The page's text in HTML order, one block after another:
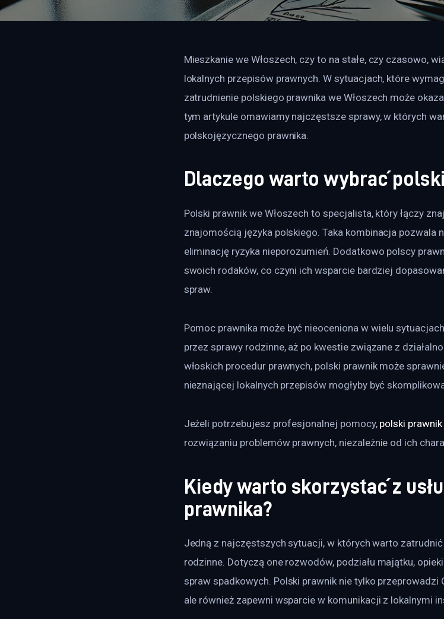
Mieszkanie we Włoszech, czy to na stałe, czy czasowo,
lokalnych przepisów prawnych. W sytuacjach, które
zatrudnienie polskiego prawnika we Włoszech może
tym artykule omawiamy najczęstsze sprawy, w których
polskojęzycznego prawnika.
Dlaczego warto wybrać
Polski prawnik we Włoszech to specjalista, który łączy
znajomością języka polskiego. Taka kombinacja pozwala
eliminację ryzyka nieporozumień. Dodatkowo polscy
swoich rodaków, co czyni ich wsparcie bardziej
spraw.
Pomoc prawnika może być nieoceniona w wielu
przez sprawy rodzinne, aż po kwestie związane z
włoskich procedur prawnych, polski prawnik może
nieznającej lokalnych przepisów mogłyby być
Jeżeli potrzebujesz profesjonalnej pomocy, polski prawnik
rozwiązaniu problemów prawnych, niezależnie od ich
Kiedy warto skorzystać z
prawnika?
Jedną z najczęstszych sytuacji, w których warto
rodzinne. Dotyczą one rozwodów, podziału majątku,
spraw spadkowych. Polski prawnik nie tylko przeprowadzi
ale również zapewni wsparcie w komunikacji z lokalnymi